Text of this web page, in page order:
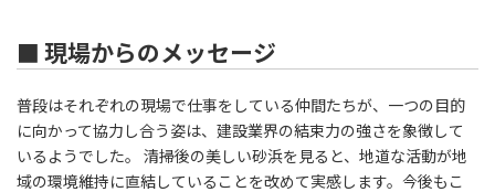
■ 現場からのメッセージ
普段はそれぞれの現場で仕事をしている仲間たちが、一つの目的
に向かって協力し合う姿は、建設業界の結束力の強さを象徴して
いるようでした。 清掃後の美しい砂浜を見ると、地道な活動が地
域の環境維持に直結していることを改めて実感します。今後もこ